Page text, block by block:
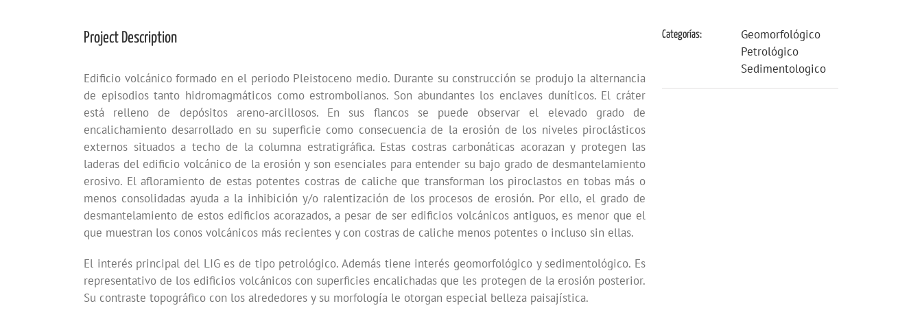
Project Description
Edificio volcánico formado en el periodo Pleistoceno medio. Durante su construcción se produjo la alternancia
de episodios tanto hidromagmáticos como estrombolianos. Son abundantes los enclaves duníticos. El cráter
está relleno de depósitos areno-arcillosos. En sus flancos se puede observar el elevado grado de
encalichamiento desarrollado en su superficie como consecuencia de la erosión de los niveles piroclásticos
externos situados a techo de la columna estratigráfica. Estas costras carbonáticas acorazan y protegen las
laderas del edificio volcánico de la erosión y son esenciales para entender su bajo grado de desmantelamiento
erosivo. El afloramiento de estas potentes costras de caliche que transforman los piroclastos en tobas más o
menos consolidadas ayuda a la inhibición y/o ralentización de los procesos de erosión. Por ello, el grado de
desmantelamiento de estos edificios acorazados, a pesar de ser edificios volcánicos antiguos, es menor que el
que muestran los conos volcánicos más recientes y con costras de caliche menos potentes o incluso sin ellas.
El interés principal del LIG es de tipo petrológico. Además tiene interés geomorfológico y sedimentológico. Es
representativo de los edificios volcánicos con superficies encalichadas que les protegen de la erosión posterior.
Su contraste topográfico con los alrededores y su morfología le otorgan especial belleza paisajística.
Categorías:
Geomorfológico
Petrológico
Sedimentologico